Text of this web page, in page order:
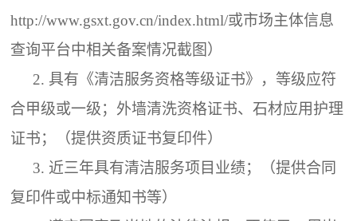
http://www.gsxt.gov.cn/index.html/或市场主体信息
查询平台中相关备案情况截图）
2. 具有《清洁服务资格等级证书》，等级应符
合甲级或一级；外墙清洗资格证书、石材应用护理
证书；（提供资质证书复印件）
3. 近三年具有清洁服务项目业绩；（提供合同
复印件或中标通知书等）